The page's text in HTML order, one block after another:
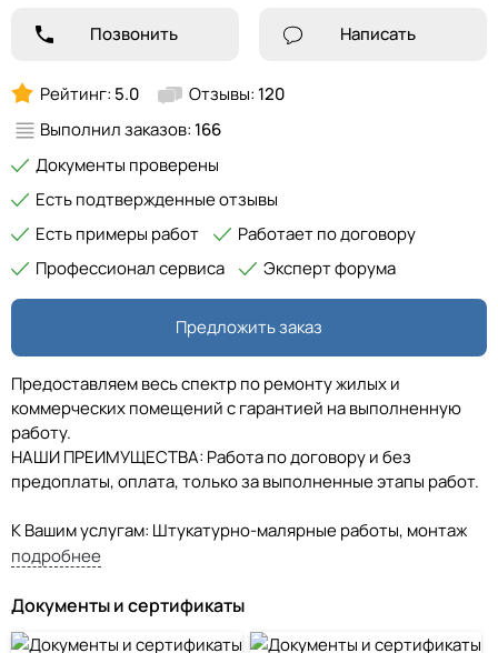
Позвонить Написать
Рейтинг: 5.0 Отзывы: 120
Выполнил заказов: 166
Документы проверены
Есть подтвержденные отзывы
Есть примеры работ
Работает по договору
Профессионал сервиса
Эксперт форума
Предложить заказ
Предоставляем весь спектр по ремонту жилых и
коммерческих помещений с гарантией на выполненную
работу.
НАШИ ПРЕИМУЩЕСТВА: Работа по договору и без
предоплаты, оплата, только за выполненные этапы работ.
К Вашим услугам: Штукатурно-малярные работы, монтаж
ГКЛ, отделка потолков, оклейка и окраска стен обоями,
керамической плитки, керамогранита, паркетной доски и
ламината, укладка линолеума и ковролина в детских и
подробнее
Документы и сертификаты